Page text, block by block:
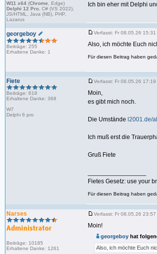
W11 x64 (Chrome , Edge)
Delphi 12 Pro , C# (VS 2022),
JS/HTML, Java (NB), PHP,
Lazarus
Ich bin eher mit Delphi
georgeboy
Beiträge: 255
Erhaltene Danke: 1
Verfasst: Fr 08.05.26 15:31
Also, ich möchte Euch
Für diesen Beitrag haben
Fiete
Beiträge: 618
Erhaltene Danke: 368
W7
Delphi 6 pro
Verfasst: Fr 08.05.26 17:19
Moin,
es gibt mich noch.
Die Umstände l2001.de/
Ich muß erst die
Gruß Fiete
Fietes Gesetz: use your
Für diesen Beitrag haben
Narses
Beiträge: 10185
Erhaltene Danke: 1261
Verfasst: Fr 08.05.26 23:57
Moin!
georgeboyhat
Also, ich möchte Euch